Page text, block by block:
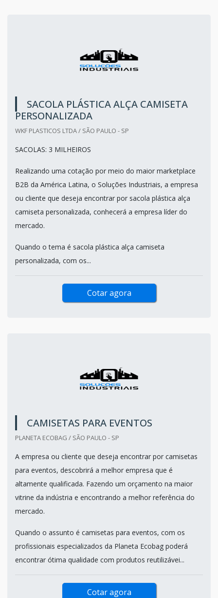
SACOLA PLÁSTICA ALÇA CAMISETA
PERSONALIZADA
WKF PLASTICOS LTDA / SÃO PAULO - SP
SACOLAS: 3 MILHEIROS
Realizando uma cotação por meio do maior marketplace
B2B da América Latina, o Soluções Industriais, a empresa
ou cliente que deseja encontrar por sacola plástica alça
camiseta personalizada, conhecerá a empresa líder do
mercado.
Quando o tema é sacola plástica alça camiseta
personalizada, com os...
Cotar agora
CAMISETAS PARA EVENTOS
PLANETA ECOBAG / SÃO PAULO - SP
A empresa ou cliente que deseja encontrar por camisetas
para eventos, descobrirá a melhor empresa que é
altamente qualificada. Fazendo um orçamento na maior
vitrine da indústria e encontrando a melhor referência do
mercado.
Quando o assunto é camisetas para eventos, com os
profissionais especializados da Planeta Ecobag poderá
encontrar ótima qualidade com produtos reutilizávei...
Cotar agora